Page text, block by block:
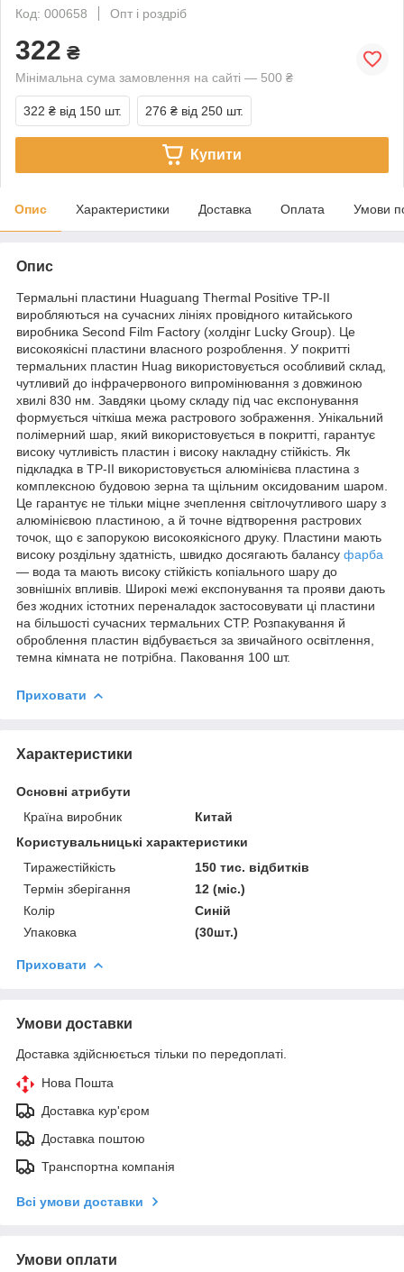
Код: 000658
Опт і роздріб
322 ₴
Мінімальна сума замовлення на сайті — 500 ₴
322 ₴ від 150 шт. 276 ₴ від 250 шт.
Купити
Опис Характеристики Доставка Оплата Умови
Опис
Термальні пластини Huaguang Thermal Positive TP-II
виробляються на сучасних лініях провідного китайського
виробника Second Film Factory (холдінг Lucky Group). Це
високоякісні пластини власного розроблення. У покритті
термальних пластин Huag використовується особливий склад,
чутливий до інфрачервоного випромінювання з довжиною
хвилі 830 нм. Завдяки цьому складу під час експонування
формується чіткіша межа растрового зображення. Унікальний
полімерний шар, який використовується в покритті, гарантує
високу чутливість пластин і високу накладну стійкість. Як
підкладка в ТР-II використовується алюмінієва пластина з
комплексною будовою зерна та щільним оксидованим шаром.
Це гарантує не тільки міцне зчеплення світлочутливого шару з
алюмінієвою пластиною, а й точне відтворення растрових
точок, що є запорукою високоякісного друку. Пластини мають
високу роздільну здатність, швидко досягають балансу фарба
— вода та мають високу стійкість копіального шару до
зовнішніх впливів. Широкі межі експонування та прояви дають
без жодних істотних переналадок застосовувати ці пластини
на більшості сучасних термальних СТР. Розпакування й
оброблення пластин відбувається за звичайного освітлення,
темна кімната не потрібна. Паковання 100 шт.
Приховати
Характеристики
Основні атрибути
Країна виробник
Китай
Користувальницькі характеристики
Тиражестійкість
150 тис. відбитків
Термін зберігання
12 (міс.)
Колір
Синій
Упаковка
(30шт.)
Приховати
Умови доставки
Доставка здійснюється тільки по передоплаті.
Нова Пошта
Доставка кур'єром
Доставка поштою
Транспортна компанія
Всі умови доставки
Умови оплати